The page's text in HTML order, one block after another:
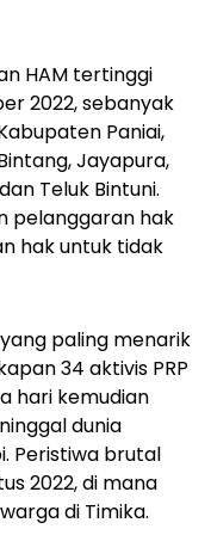
HAM tertinggi
2022, sebanyak
Paniai,
Jayapura,
Teluk Bintuni.
pelanggaran hak
hak untuk tidak
paling menarik
34 aktivis PRP
hari kemudian
dunia
Peristiwa brutal
2022, di mana
di Timika.